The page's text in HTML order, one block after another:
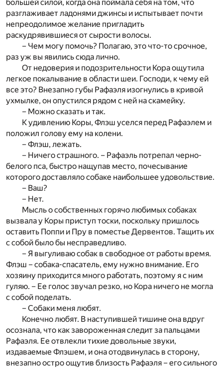
большей силой, когда она поймала себя на том, что
разглаживает ладонями джинсы и испытывает почти
непреодолимое желание пригладить
раскудрявившиеся от сырости волосы.
– Чем могу помочь? Полагаю, это что-то срочное,
раз уж вы явились сюда лично.
От недоверия и подозрительности Кора ощутила
легкое покалывание в области шеи. Господи, к чему ей
все это? Внезапно губы Рафаэля изогнулись в кривой
ухмылке, он опустился рядом с ней на скамейку.
– Можно сказать и так.
К удивлению Коры, Флэш уселся перед Рафаэлем и
положил голову ему на колени.
– Флэш, лежать.
– Ничего страшного. – Рафаэль потрепал черно-
белого пса, быстро нащупав место, почесывание
которого доставляло собаке наибольшее удовольствие.
– Ваш?
– Нет.
Мысль о собственных горячо любимых собаках
вызвала у Коры приступ тоски, поскольку пришлось
оставить Поппи и Пру в поместье Дервентов. Тащить их
с собой было бы несправедливо.
– Я выгуливаю собак в свободное от работы время.
Флэш – собака-спасатель, ему нужно внимание. Его
хозяину приходится много работать, поэтому я с ним
гуляю. – Ее голос звучал резко, но Кора ничего не могла
с собой поделать.
– Собаки меня любят.
Конечно любят. В наступившей тишине она вдруг
осознала, что как завороженная следит за пальцами
Рафаэля. Ее отвлекли тихие довольные звуки,
издаваемые Флэшем, и она отодвинулась в сторону,
внезапно остро ощутив близость Рафаэля – его сильного